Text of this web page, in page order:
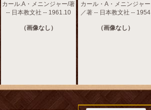
カール.A・メニンジャー/著
-- 日本教文社 -- 1961.10
（画像なし）
カール・A・メニンジャー
／著 -- 日本教文社 -- 1954
（画像なし）